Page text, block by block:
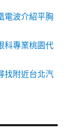
電波介紹平胸
科專業桃園代
找附近台北汽